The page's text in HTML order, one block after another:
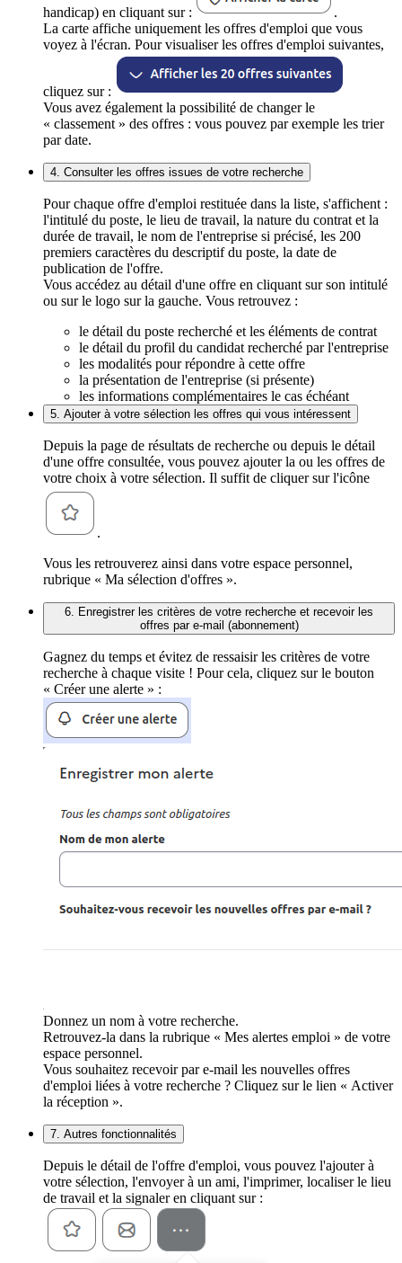
handicap) en cliquant sur :
.
La carte affiche uniquement les offres d'emploi que vous
voyez à l'écran. Pour visualiser les offres d'emploi suivantes,
cliquez sur :
Vous avez également la possibilité de changer le
« classement » des offres : vous pouvez par exemple les trier
par date.
4. Consulter les offres issues de votre recherche
Pour chaque offre d'emploi restituée dans la liste, s'affichent :
l'intitulé du poste, le lieu de travail, la nature du contrat et la
durée de travail, le nom de l'entreprise si précisé, les 200
premiers caractères du descriptif du poste, la date de
publication de l'offre.
Vous accédez au détail d'une offre en cliquant sur son intitulé
ou sur le logo sur la gauche. Vous retrouvez :
le détail du poste recherché et les éléments de contrat
le détail du profil du candidat recherché par l'entreprise
les modalités pour répondre à cette offre
la présentation de l'entreprise (si présente)
les informations complémentaires le cas échéant
5. Ajouter à votre sélection les offres qui vous intéressent
Depuis la page de résultats de recherche ou depuis le détail
d'une offre consultée, vous pouvez ajouter la ou les offres de
votre choix à votre sélection. Il suffit de cliquer sur l'icône
.
Vous les retrouverez ainsi dans votre espace personnel,
rubrique « Ma sélection d'offres ».
6. Enregistrer les critères de votre recherche et recevoir les
offres par e-mail (abonnement)
Gagnez du temps et évitez de ressaisir les critères de votre
recherche à chaque visite ! Pour cela, cliquez sur le bouton
« Créer une alerte » :
Donnez un nom à votre recherche.
Retrouvez-la dans la rubrique « Mes alertes emploi » de votre
espace personnel.
Vous souhaitez recevoir par e-mail les nouvelles offres
d'emploi liées à votre recherche ? Cliquez sur le lien « Activer
la réception ».
7. Autres fonctionnalités
Depuis le détail de l'offre d'emploi, vous pouvez l'ajouter à
votre sélection, l'envoyer à un ami, l'imprimer, localiser le lieu
de travail et la signaler en cliquant sur :